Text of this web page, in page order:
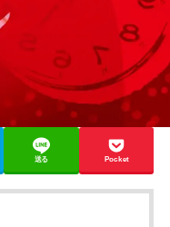
送る Pocket